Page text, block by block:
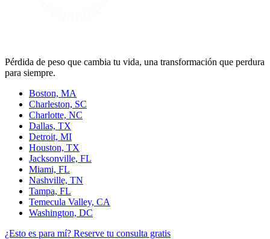
Pérdida de peso que cambia tu vida, una transformación que perdura
para siempre.
Boston, MA
Charleston, SC
Charlotte, NC
Dallas, TX
Detroit, MI
Houston, TX
Jacksonville, FL
Miami, FL
Nashville, TN
Tampa, FL
Temecula Valley, CA
Washington, DC
¿Esto es para mí? Reserve tu consulta gratis